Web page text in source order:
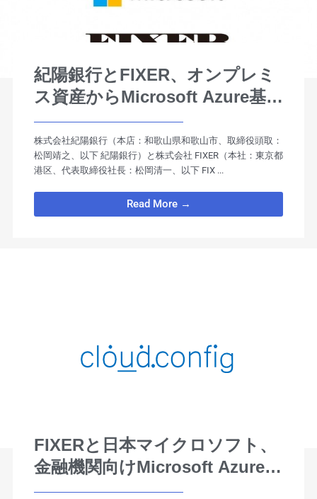
紀陽銀行とFIXER、オンプレミ
ス資産からMicrosoft Azure基盤
へのクラウド移行プロジェクト
を日本マイクロソフトと連携し
て開始
株式会社紀陽銀行（本店：和歌山県和歌山市、取締役頭取：
松岡靖之、以下 紀陽銀行）と株式会社 FIXER（本社：東京都
港区、代表取締役社⻑：松岡清⼀、以下 FIX ...
Read More →
FIXERと日本マイクロソフト、
金融機関向けMicrosoft Azure
マネージドサービスを発表